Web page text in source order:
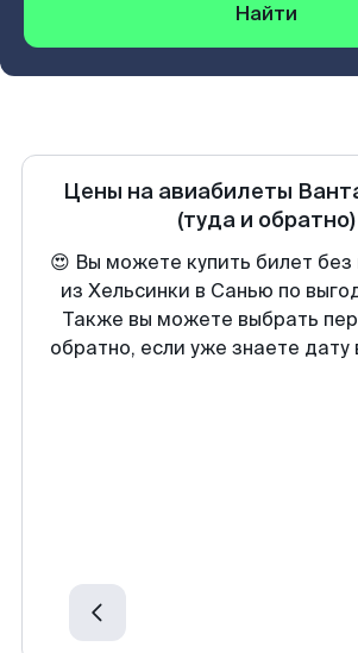
Найти
Цены на авиабилеты
(туда и обратно)
😍 Вы можете купить билет без
из Хельсинки в Санью по
Также вы можете выбрать
обратно, если уже знаете